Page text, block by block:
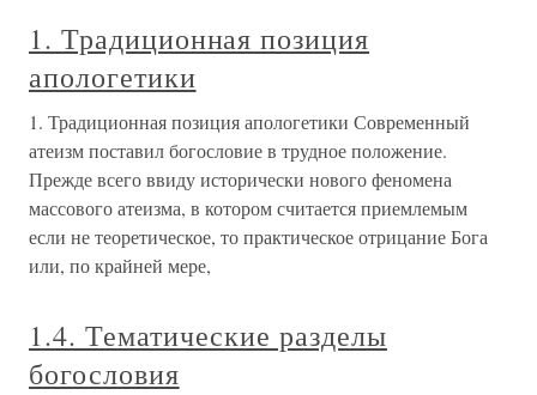
1. Традиционная позиция
апологетики
1. Традиционная позиция апологетики Современный
атеизм поставил богословие в трудное положение.
Прежде всего ввиду исторически нового феномена
массового атеизма, в котором считается приемлемым
если не теоретическое, то практическое отрицание Бога
или, по крайней мере,
1.4. Тематические разделы
богословия